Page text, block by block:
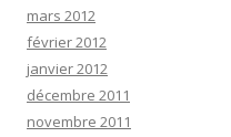
mars 2012
février 2012
janvier 2012
décembre 2011
novembre 2011